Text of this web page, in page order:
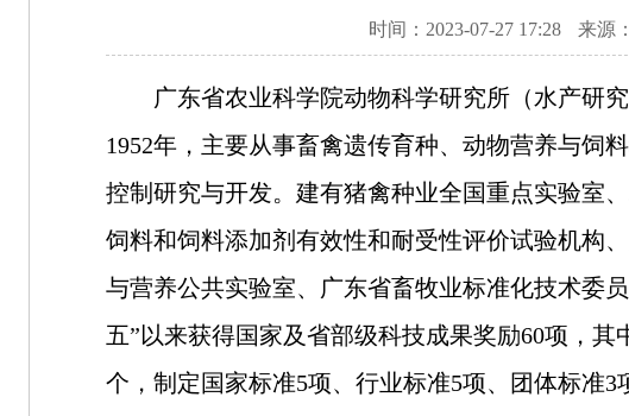
时间：2023-07-27 17:28 来源
广东省农业科学院动物科学研究所（水产研究
1952年，主要从事畜禽遗传育种、动物营养与饲
控制研究与开发。建有猪禽种业全国重点实验室
饲料和饲料添加剂有效性和耐受性评价试验机构
与营养公共实验室、广东省畜牧业标准化技术委
五”以来获得国家及省部级科技成果奖励60项，
个，制定国家标准5项、行业标准5项、团体标准